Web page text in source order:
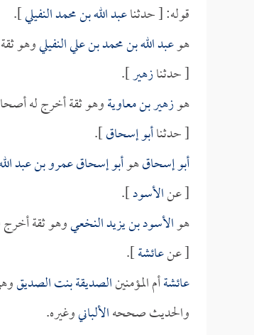
قوله: [ حدثناعبد الله بن محمد النفيلي].
هوعبد الله بن محمد بن علي النفيليوهو
[ حدثنازهير].
هوزهير بن معاويةوهو ثقة أخرج له
[ حدثناأبو إسحاق].
أبو إسحاقهوأبو إسحاق عمرو بن عبد
[ عنالأسود].
هوالأسود بن يزيد النخعيوهو ثقة
[ عنعائشة].
عائشةأم المؤمنينالصديقة بنت الصديق
والحديث صححهالألبانيوغيره.